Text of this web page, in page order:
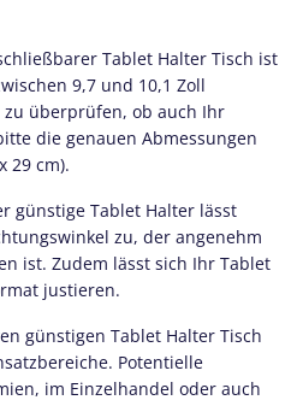
Tablet Halter Tisch ist
9,7 und 10,1 Zoll
zu überprüfen, ob auch Ihr
die genauen Abmessungen
29 cm).
günstige Tablet Halter lässt
zu, der angenehm
ist. Zudem lässt sich Ihr Tablet
justieren.
günstigen Tablet Halter Tisch
Potentielle
im Einzelhandel oder auch